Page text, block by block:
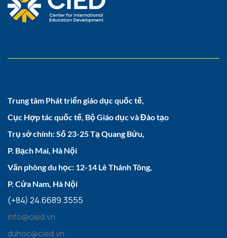
Trung tâm Phát triển giáo dục quốc tế,
Cục Hợp tác quốc tế, Bộ Giáo dục và Đào tạo
Trụ sở chính: Số 23-25 Tạ Quang Bửu,
P. Bạch Mai, Hà Nội
Văn phòng du học: 12-14 Lê Thánh Tông,
P. Cửa Nam, Hà Nội
(+84) 24.6689.3555
info@cied.vn
duhoc@cied.vn